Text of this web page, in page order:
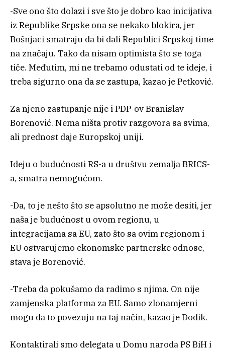
-Sve ono što dolazi i sve što je dobro kao inicijativa
iz Republike Srpske ona se nekako blokira, jer
Bošnjaci smatraju da bi dali Republici Srpskoj time
na značaju. Tako da nisam optimista što se toga
tiče. Međutim, mi ne trebamo odustati od te ideje, i
treba sigurno ona da se zastupa, kazao je Petković.
Za njeno zastupanje nije i PDP-ov Branislav
Borenović. Nema ništa protiv razgovora sa svima,
ali prednost daje Europskoj uniji.
Ideju o budućnosti RS-a u društvu zemalja BRICS-
a, smatra nemogućom.
-Da, to je nešto što se apsolutno ne može desiti, jer
naša je budućnost u ovom regionu, u
integracijama sa EU, zato što sa ovim regionom i
EU ostvarujemo ekonomske partnerske odnose,
stava je Borenović.
-Treba da pokušamo da radimo s njima. On nije
zamjenska platforma za EU. Samo zlonamjerni
mogu da to povezuju na taj način, kazao je Dodik.
Kontaktirali smo delegata u Domu naroda PS BiH i